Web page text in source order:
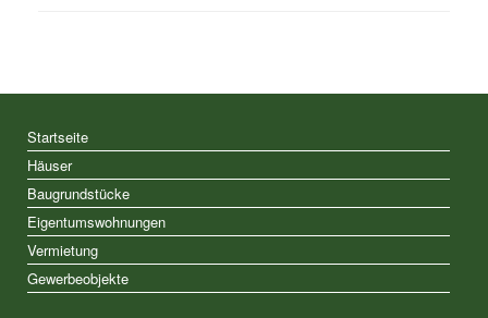
Startseite
Häuser
Baugrundstücke
Eigentumswohnungen
Vermietung
Gewerbeobjekte